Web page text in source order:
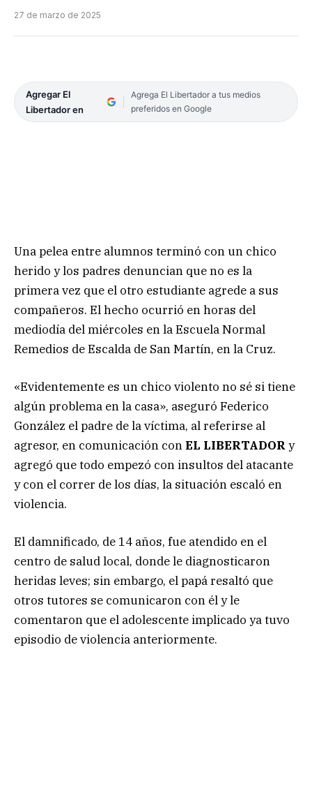
27 de marzo de 2025
Agregar El
Libertador en
Agrega El Libertador a tus medios
preferidos en Google
Una pelea entre alumnos terminó con un chico
herido y los padres denuncian que no es la
primera vez que el otro estudiante agrede a sus
compañeros. El hecho ocurrió en horas del
mediodía del miércoles en la Escuela Normal
Remedios de Escalda de San Martín, en la Cruz.
«Evidentemente es un chico violento no sé si tiene
algún problema en la casa», aseguró Federico
González el padre de la víctima, al referirse al
agresor, en comunicación conEL LIBERTADORy
agregó que todo empezó con insultos del atacante
y con el correr de los días, la situación escaló en
violencia.
El damnificado, de 14 años, fue atendido en el
centro de salud local, donde le diagnosticaron
heridas leves; sin embargo, el papá resaltó que
otros tutores se comunicaron con él y le
comentaron que el adolescente implicado ya tuvo
episodio de violencia anteriormente.